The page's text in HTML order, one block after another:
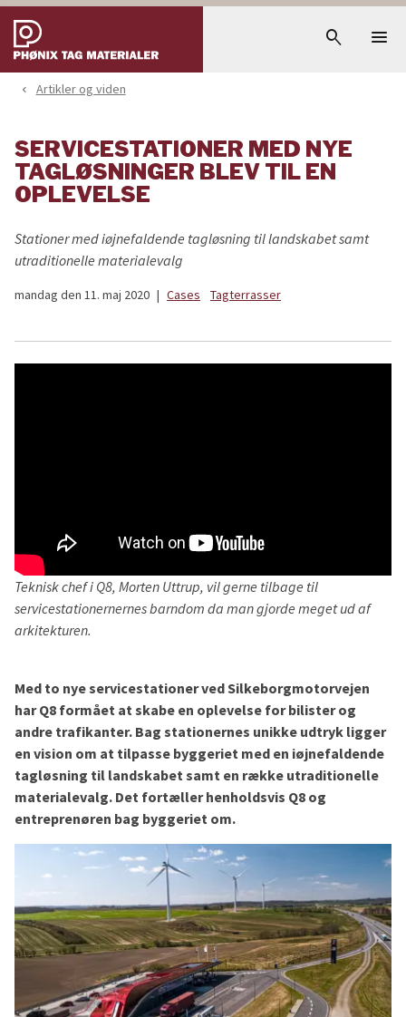
search menu
navigate_before Artikler og viden
SERVICESTATIONER MED NYE
TAGLØSNINGER BLEV TIL EN
OPLEVELSE
Stationer med iøjnefaldende tagløsning til landskabet samt
utraditionelle materialevalg
mandag den 11. maj 2020 | Cases Tagterrasser
Teknisk chef i Q8, Morten Uttrup, vil gerne tilbage til
servicestationernernes barndom da man gjorde meget ud af
arkitekturen.
Med to nye servicestationer ved Silkeborgmotorvejen
har Q8 formået at skabe en oplevelse for bilister og
andre trafikanter. Bag stationernes unikke udtryk ligger
en vision om at tilpasse byggeriet med en iøjnefaldende
tagløsning til landskabet samt en række utraditionelle
materialevalg. Det fortæller henholdsvis Q8 og
entreprenøren bag byggeriet om.